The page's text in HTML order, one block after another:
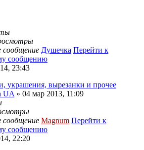
сообщение Душечка Перейти к
сообщению
23:43
украшения, вырезанки и прочее
UA » 04 мар 2013, 11:09
сообщение Magnum Перейти к
сообщению
22:20